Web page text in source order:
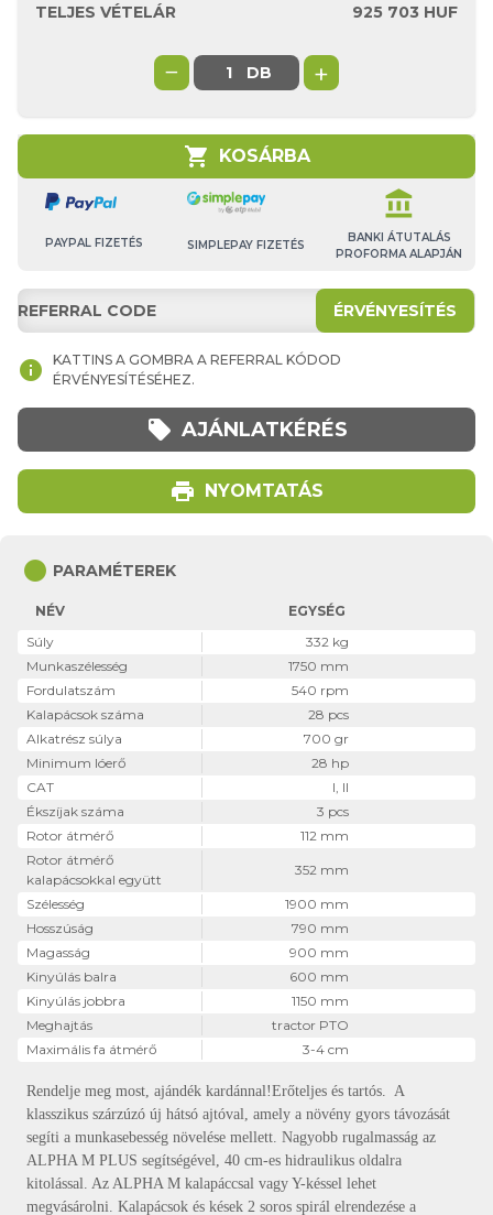
TELJES VÉTELÁR
925 703 HUF
− DB +
shopping_cart KOSÁRBA
PAYPAL FIZETÉS SIMPLEPAY FIZETÉS
account_balance
BANKI ÁTUTALÁS
PROFORMA ALAPJÁN
ÉRVÉNYESÍTÉS
info
KATTINS A GOMBRA A REFERRAL KÓDOD
ÉRVÉNYESÍTÉSÉHEZ.
local_offer AJÁNLATKÉRÉS
print NYOMTATÁS
circle PARAMÉTEREK
NÉV
EGYSÉG
Súly
332 kg
Munkaszélesség
1750 mm
Fordulatszám
540 rpm
Kalapácsok száma
28 pcs
Alkatrész súlya
700 gr
Minimum lóerő
28 hp
CAT
I, II
Ékszíjak száma
3 pcs
Rotor átmérő
112 mm
Rotor átmérő
kalapácsokkal együtt
352 mm
Szélesség
1900 mm
Hosszúság
790 mm
Magasság
900 mm
Kinyúlás balra
600 mm
Kinyúlás jobbra
1150 mm
Meghajtás
tractor PTO
Maximális fa átmérő
3-4 cm
Rendelje meg most, ajándék kardánnal!Erőteljes és tartós. A
klasszikus szárzúzó új hátsó ajtóval, amely a növény gyors távozását
segíti a munkasebesség növelése mellett. Nagyobb rugalmasság az
ALPHA M PLUS segítségével, 40 cm-es hidraulikus oldalra
kitolással. Az ALPHA M kalapáccsal vagy Y-késsel lehet
megvásárolni. Kalapácsok és kések 2 soros spirál elrendezése a